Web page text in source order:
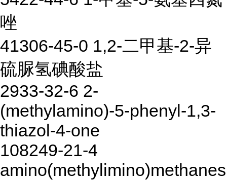
唑
41306-45-0 1,2-二甲基-2-异
硫脲氢碘酸盐
2933-32-6 2-
(methylamino)-5-phenyl-1,3-
thiazol-4-one
108249-21-4